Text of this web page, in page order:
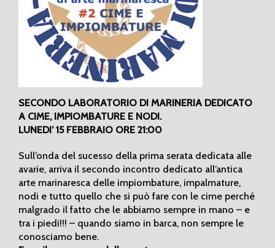
SECONDO LABORATORIO DI MARINERIA DEDICATO
A CIME, IMPIOMBATURE E NODI.
LUNEDI’ 15 FEBBRAIO ORE 21:00
Sull’onda del sucesso della prima serata dedicata alle
avarie, arriva il secondo incontro dedicato all’antica
arte marinaresca delle impiombature, impalmature,
nodi e tutto quello che si può fare con le cime perché
malgrado il fatto che le abbiamo sempre in mano – e
tra i piedi!!! – quando siamo in barca, non sempre le
conosciamo bene.